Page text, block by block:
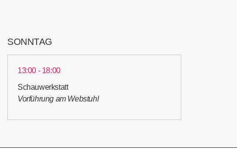
SONNTAG
13:00 - 18:00
Schauwerkstatt
Vorführung am Webstuhl